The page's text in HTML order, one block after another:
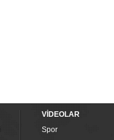
VİDEOLAR
Spor